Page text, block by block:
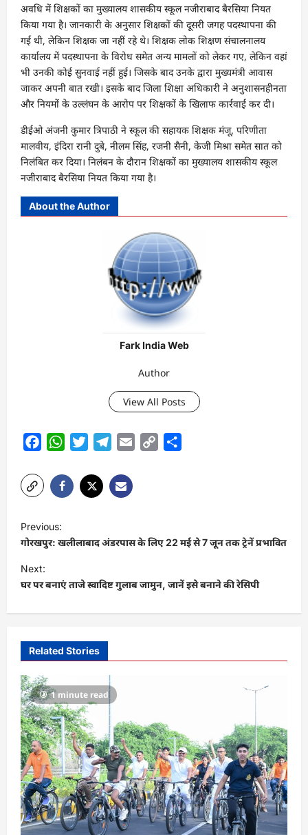
अवधि में शिक्षकों का मुख्यालय शासकीय स्कूल नजीराबाद बैरसिया नियत
किया गया है। जानकारी के अनुसार शिक्षकों की दूसरी जगह पदस्थापना की
गई थी, लेकिन शिक्षक जा नहीं रहे थे। शिक्षक लोक शिक्षण संचालनालय
कार्यालय में पदस्थापना के विरोध समेत अन्य मामलों को लेकर गए, लेकिन वहां
भी उनकी कोई सुनवाई नहीं हुई। जिसके बाद उनके द्वारा मुख्यमंत्री आवास
जाकर अपनी बात रखी। इसके बाद जिला शिक्षा अधिकारी ने अनुशासनहीनता
और नियमों के उल्लंघन के आरोप पर शिक्षकों के खिलाफ कार्रवाई कर दी।
डीईओ अंजनी कुमार त्रिपाठी ने स्कूल की सहायक शिक्षक मंजू, परिणीता
मालवीय, इंदिरा रानी दुबे, नीलम सिंह, रजनी सैनी, केजी मिश्रा समेत सात को
निलंबित कर दिया। निलंबन के दौरान शिक्षकों का मुख्यालय शासकीय स्कूल
नजीराबाद बैरसिया नियत किया गया है।
About the Author
Fark India Web
Author
View All Posts
FacebookWhatsAppTwitterTelegram
Email
Copy
P
o
s
t
v
g
a
t
i
o
n
Previous:
गोरखपुर: खलीलाबाद अंडरपास के लिए 22 मई से 7 जून तक ट्रेनें प्रभावित
Next:
घर पर बनाएं ताजे स्वादिष्ट गुलाब जामुन, जानें इसे बनाने की रेसिपी
Related Stories
1 minute read